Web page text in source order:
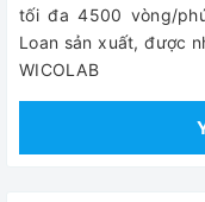
tối đa 4500 vòng/
Loan sản xuất, được
WICOLAB